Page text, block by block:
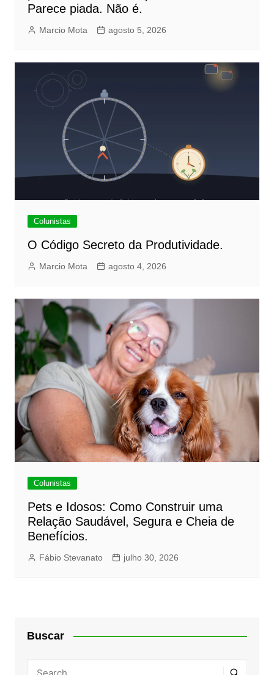
Parece piada. Não é.
Marcio Mota agosto 5, 2026
Colunistas
O Código Secreto da Produtividade.
Marcio Mota agosto 4, 2026
Colunistas
Pets e Idosos: Como Construir uma
Relação Saudável, Segura e Cheia de
Benefícios.
Fábio Stevanato julho 30, 2026
Buscar